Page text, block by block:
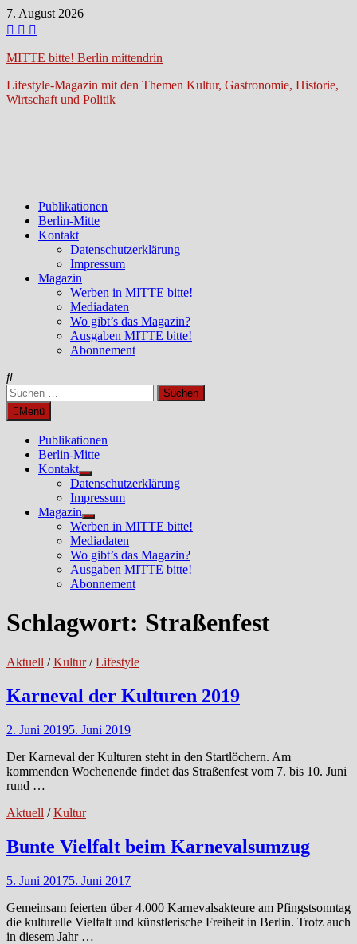
Zum
Inhalt
7. August 2026
MITTE bitte! Berlin mittendrin
Lifestyle-Magazin mit den Themen Kultur, Gastronomie, Historie,
Wirtschaft und Politik
Publikationen
Berlin-Mitte
Kontakt
Datenschutzerklärung
Impressum
Magazin
Werben in MITTE bitte!
Mediadaten
Wo gibt’s das Magazin?
Ausgaben MITTE bitte!
Abonnement
Suchen
nach:Menü
Publikationen
Berlin-Mitte
Kontakt
Untermenü
anzeigen
Datenschutzerklärung
Impressum
Magazin
Untermenü
anzeigen
Werben in MITTE bitte!
Mediadaten
Wo gibt’s das Magazin?
Ausgaben MITTE bitte!
Abonnement
Schlagwort: Straßenfest
Aktuell /Kultur/Lifestyle
Karneval der Kulturen 2019
2. Juni 20195. Juni 2019
Der Karneval der Kulturen steht in den Startlöchern. Am
kommenden Wochenende findet das Straßenfest vom 7. bis 10. Juni
rund …
Aktuell /Kultur
Bunte Vielfalt beim Karnevalsumzug
5. Juni 20175. Juni 2017
Gemeinsam feierten über 4.000 Karnevalsakteure am Pfingstsonntag
die kulturelle Vielfalt und künstlerische Freiheit in Berlin. Trotz auch
in diesem Jahr …